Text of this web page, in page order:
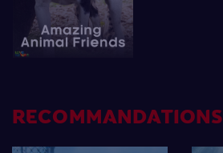
RECOMMANDATIONS